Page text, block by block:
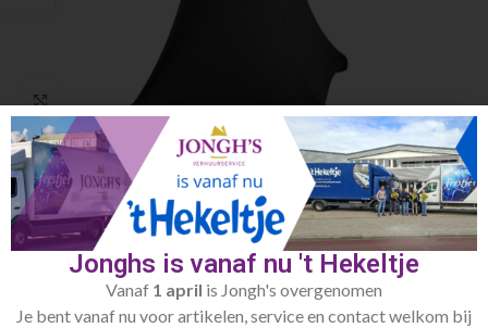
Click to enlarge
Home Linnengoed Statafellinnen
Hoes zwart stretch
Toevoegen aan verlanglijst
Jonghs is vanaf nu 't Hekeltje
Vanaf 1 april is Jongh's overgenomen
Je bent vanaf nu voor artikelen, service en contact welkom bij